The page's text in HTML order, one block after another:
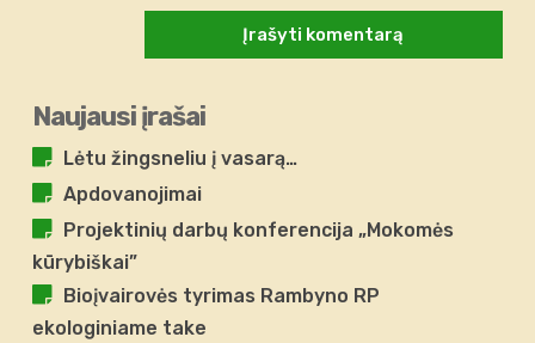
Naujausi įrašai
Lėtu žingsneliu į vasarą…
Apdovanojimai
Projektinių darbų konferencija „Mokomės
kūrybiškai”
Bioįvairovės tyrimas Rambyno RP
ekologiniame take